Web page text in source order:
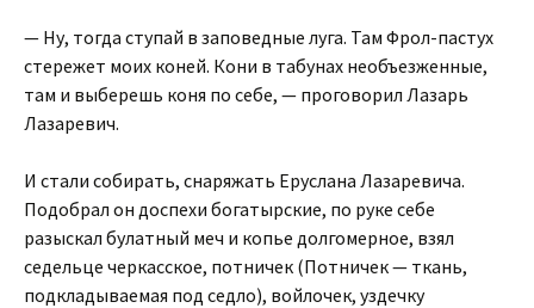
— Ну, тогда ступай в заповедные луга. Там Фрол-пастух
стережет моих коней. Кони в табунах необъезженные,
там и выберешь коня по себе, — проговорил Лазарь
Лазаревич.
И стали собирать, снаряжать Еруслана Лазаревича.
Подобрал он доспехи богатырские, по руке себе
разыскал булатный меч и копье долгомерное, взял
седельце черкасское, потничек (Потничек — ткань,
подкладываемая под седло), войлочек, уздечку